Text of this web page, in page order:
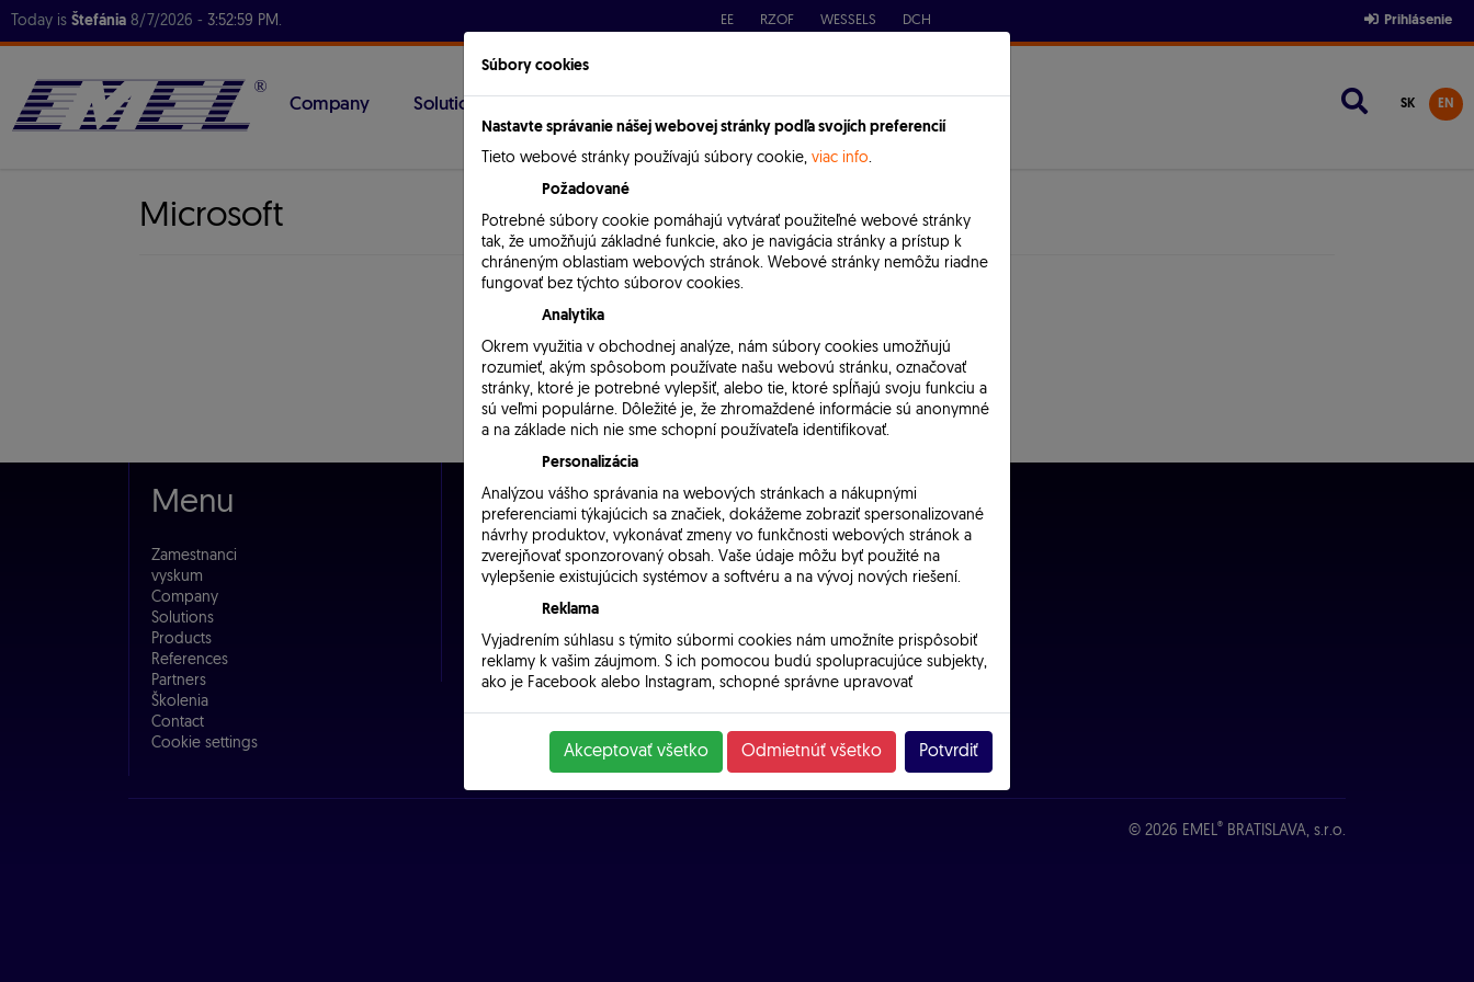
Today is Štefánia 8/7/2026 - 3:52:59 PM. EE RZOF WESSELS DCH Prihlásenie
Company Solutions SK EN
Microsoft
This section has not yet been translated to the current language.
Menu
Zamestnanci
vyskum
Company
Solutions
Products
References
Partners
Školenia
Contact
Cookie settings
Info
EMEL® BRATISLAVA, s.r.o.
Švabinského 21
851 01 Bratislava
obchod@emel.sk
© 2026 EMEL® BRATISLAVA, s.r.o.
Súbory cookies
Nastavte správanie nášej webovej stránky podľa svojích preferencií
Tieto webové stránky používajú súbory cookie, viac info.
Požadované
Potrebné súbory cookie pomáhajú vytvárať použiteľné webové stránky
tak, že umožňujú základné funkcie, ako je navigácia stránky a prístup k
chráneným oblastiam webových stránok. Webové stránky nemôžu riadne
fungovať bez týchto súborov cookies.
Analytika
Okrem využitia v obchodnej analýze, nám súbory cookies umožňujú
rozumieť, akým spôsobom používate našu webovú stránku, označovať
stránky, ktoré je potrebné vylepšiť, alebo tie, ktoré spĺňajú svoju funkciu a
sú veľmi populárne. Dôležité je, že zhromaždené informácie sú anonymné
a na základe nich nie sme schopní používateľa identifikovať.
Personalizácia
Analýzou vášho správania na webových stránkach a nákupnými
preferenciami týkajúcich sa značiek, dokážeme zobraziť spersonalizované
návrhy produktov, vykonávať zmeny vo funkčnosti webových stránok a
zverejňovať sponzorovaný obsah. Vaše údaje môžu byť použité na
vylepšenie existujúcich systémov a softvéru a na vývoj nových riešení.
Reklama
Vyjadrením súhlasu s týmito súbormi cookies nám umožníte prispôsobiť
reklamy k vašim záujmom. S ich pomocou budú spolupracujúce subjekty,
ako je Facebook alebo Instagram, schopné správne upravovať
Akceptovať všetko Odmietnúť všetko Potvrdiť